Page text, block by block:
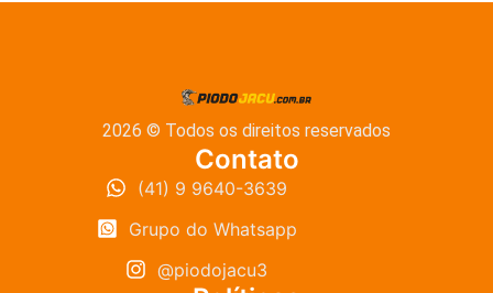
2026 © Todos os direitos reservados
Contato
(41) 9 9640-3639
Grupo do Whatsapp
@piodojacu3